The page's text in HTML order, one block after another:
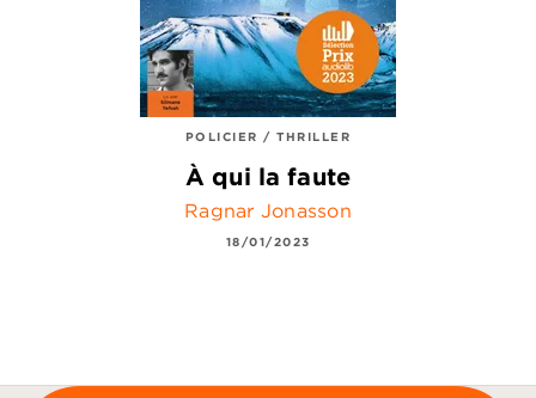
POLICIER / THRILLER
À qui la faute
Ragnar Jonasson
18/01/2023